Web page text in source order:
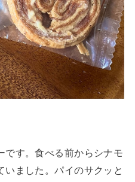
です。食べる前からシナモ
いました。パイのサクッと